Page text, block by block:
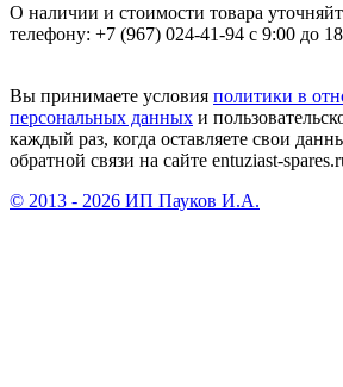
О наличии и стоимости товара
телефону: +7 (967) 024-41-94 с 9:00 до
Вы принимаете условия политики в
персональных данных и
каждый раз, когда оставляете свои
обратной связи на сайте entuziast-
© 2013 - 2026 ИП Пауков И.А.